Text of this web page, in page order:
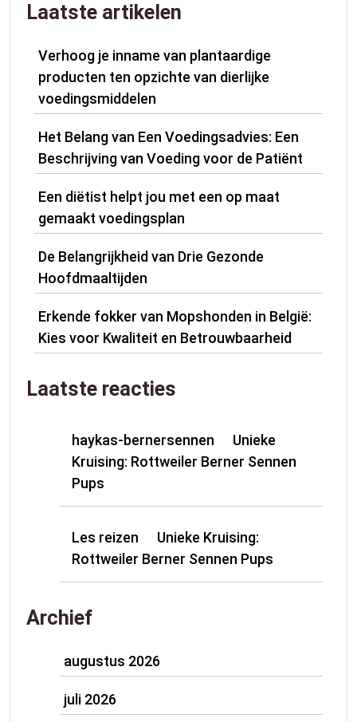
Laatste artikelen
Verhoog je inname van plantaardige
producten ten opzichte van dierlijke
voedingsmiddelen
Het Belang van Een Voedingsadvies: Een
Beschrijving van Voeding voor de Patiënt
Een diëtist helpt jou met een op maat
gemaakt voedingsplan
De Belangrijkheid van Drie Gezonde
Hoofdmaaltijden
Erkende fokker van Mopshonden in België:
Kies voor Kwaliteit en Betrouwbaarheid
Laatste reacties
haykas-bernersennen
Unieke
Kruising: Rottweiler Berner Sennen
Pups
Les reizen
Unieke Kruising:
Rottweiler Berner Sennen Pups
Archief
augustus 2026
juli 2026